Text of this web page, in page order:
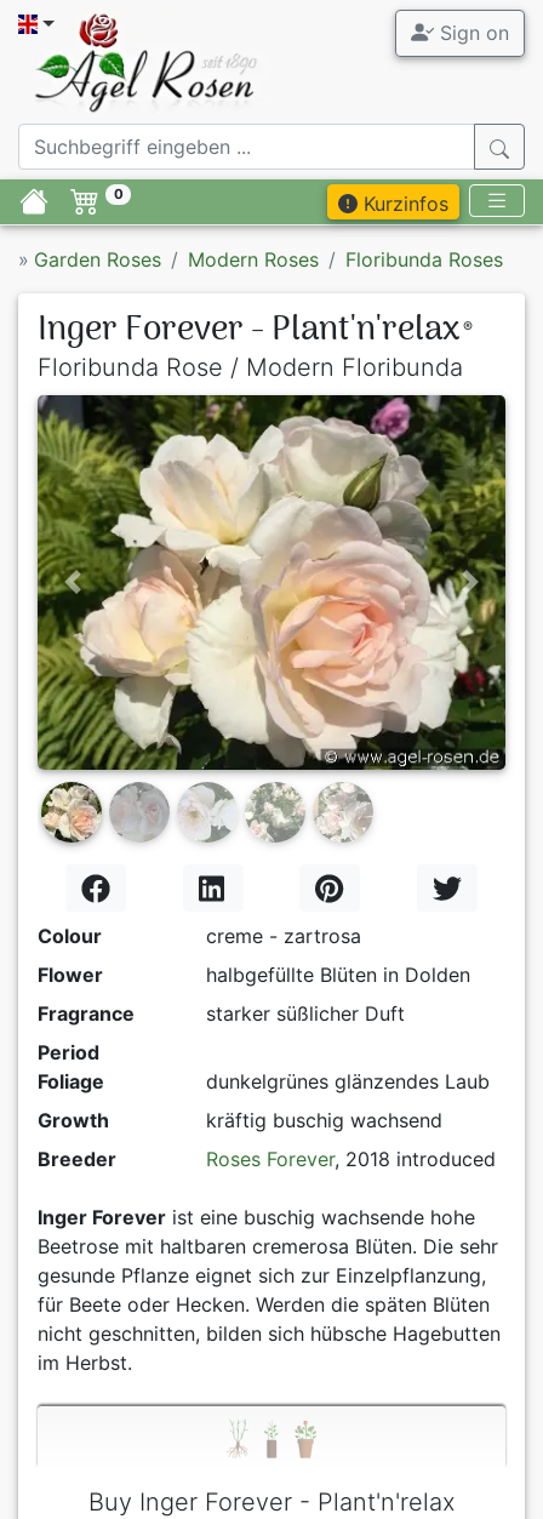
Sign on
0 Kurzinfos
» Garden Roses Modern Roses Floribunda Roses
Inger Forever - Plant'n'relax ®
Floribunda Rose / Modern Floribunda
Previous Next
Colour
creme - zartrosa
Flower
halbgefüllte Blüten in Dolden
Fragrance
starker süßlicher Duft
Period
Foliage
dunkelgrünes glänzendes Laub
Growth
kräftig buschig wachsend
Breeder
Roses Forever, 2018 introduced
Inger Forever ist eine buschig wachsende hohe
Beetrose mit haltbaren cremerosa Blüten. Die sehr
gesunde Pflanze eignet sich zur Einzelpflanzung,
für Beete oder Hecken. Werden die späten Blüten
nicht geschnitten, bilden sich hübsche Hagebutten
im Herbst.
Buy Inger Forever - Plant'n'relax